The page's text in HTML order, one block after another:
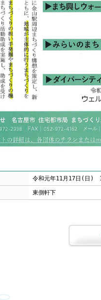
令和元年11月17日(日)
東側軒下